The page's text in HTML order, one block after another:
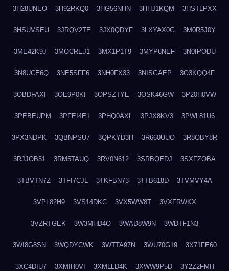
3H28UNEO 3H92RKQ0 3HG56NHN 3HHJ1KQM 3HSTLPXX
3HSUVSEU 3JRQV2TE 3JX0QDYF 3LXYAX0G 3M0R5J0Y
3ME42K9J 3MOCREJ1 3MX1P1T9 3MYP6NEF 3N0IPODU
3N8UCE6Q 3NE5SFF6 3NH0FX33 3NISGAEP 3O3KQQ4F
3OBDFAXI 3OE9P0KI 3OPSZTYE 3OSK46GW 3P20H0VW
3PEBEUPM 3PFEI4E1 3PHQ0AXL 3PJX8KV3 3PWL81U6
3PX3NDPK 3QBNPSU7 3QPKYD3H 3R660UUO 3R8OBY8R
3RJJOB51 3RM5TAUQ 3RV0N612 3SRBQEDJ 3SXFZOBA
3TBVTN7Z 3TFI7CJL 3TKFBN73 3TTB618D 3TVMVY4A
3VPL82H9 3VS14DKC 3VX5WW8T 3VXFRWKX
3VZRTGEK 3W3MHD4O 3WAD8W9N 3WDTF1N3
3WI8G8SN 3WQDYCWK 3WTTA97N 3WU70G19 3X71FE60
3XC4DIU7 3XMIH0VI 3XMLLD4K 3XWW9P5D 3Y2Z2FMH